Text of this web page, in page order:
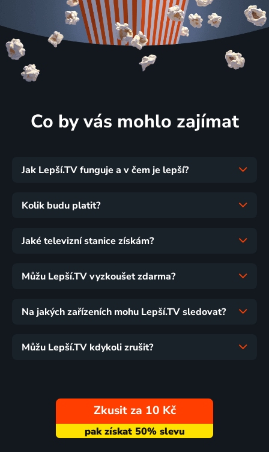
Co by vás mohlo zajímat
Jak Lepší.TV funguje a v čem je lepší?
Kolik budu platit?
Jaké televizní stanice získám?
Můžu Lepší.TV vyzkoušet zdarma?
Na jakých zařízeních mohu Lepší.TV sledovat?
Můžu Lepší.TV kdykoli zrušit?
Zkusit za 10 Kč